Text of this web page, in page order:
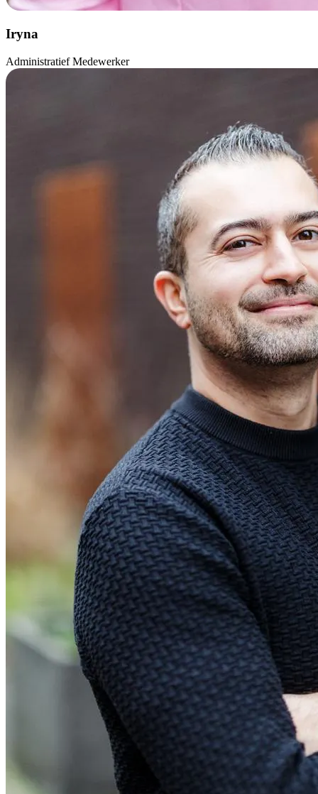
Iryna
Administratief Medewerker